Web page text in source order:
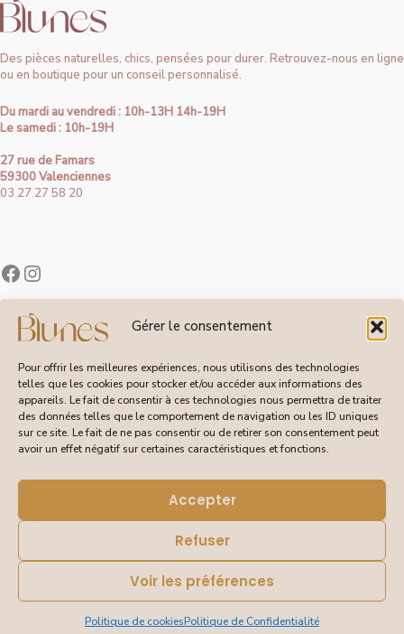
Gérer le consentement
Pour offrir les meilleures expériences, nous utilisons des technologies
telles que les cookies pour stocker et/ou accéder aux informations des
appareils. Le fait de consentir à ces technologies nous permettra de traiter
des données telles que le comportement de navigation ou les ID uniques
sur ce site. Le fait de ne pas consentir ou de retirer son consentement peut
avoir un effet négatif sur certaines caractéristiques et fonctions.
Accepter
Refuser
Voir les préférences
Politique de cookiesPolitique de Confidentialité
Des pièces naturelles, chics, pensées pour durer. Retrouvez-nous en ligne
ou en boutique pour un conseil personnalisé.
Du mardi au vendredi : 10h-13H 14h-19H
Le samedi : 10h-19H
27 rue de Famars
59300 Valenciennes
03 27 27 58 20
Contact
À Propos de Blunes
CGV
Livraisons et Retours
Mentions Légales
Politique de Confidentialité
© 2026 Blunes – Tous droits réservés | Site réalisé pour
Blunes par DEBORAISSANCE